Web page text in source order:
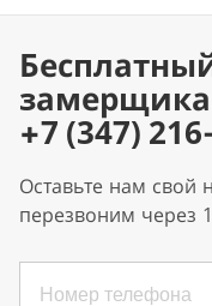
замерщика
+7 (347)
Оставьте нам
перезвоним через